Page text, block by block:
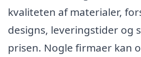
kvaliteten af materialer,
designs, leveringstider og
prisen. Nogle firmaer kan